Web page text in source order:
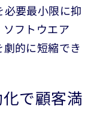
必要最小限に抑
ソフトウエア
的に短縮でき
で顧客満